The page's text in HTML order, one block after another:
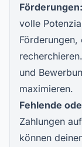
Förderungen:
volle
und
maximieren.
Fehlende
Zahlungen
können